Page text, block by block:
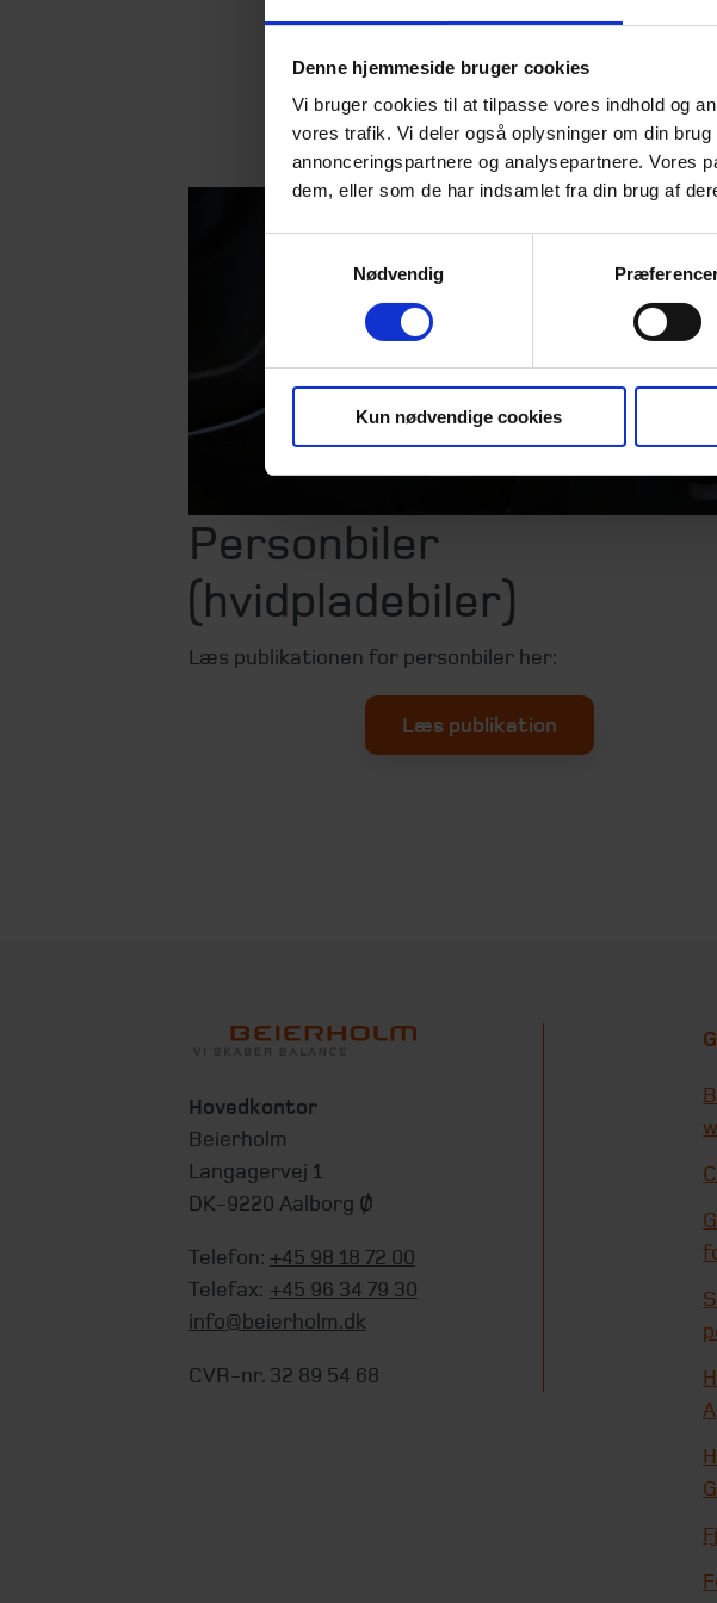
Denne hjemmeside bruger cookies
Vi bruger cookies til at tilpasse vores indhold og
vores trafik. Vi deler også oplysninger om din
annonceringspartnere og analysepartnere. Vores
dem, eller som de har indsamlet fra din brug af
Nødvendig
Kun nødvendige cookies
Derfor har vi udarbejdet en
klogere på området og
Personbiler
(hvidpladebiler)
Læs publikationen for personbiler her:
Læs publikation
Hovedkontor
Beierholm
Langagervej 1
DK-9220 Aalborg Ø
Telefon: +45 98 18 72 00
Telefax: +45 96 34 79 30
info@beierholm.dk
CVR-nr. 32 89 54 68